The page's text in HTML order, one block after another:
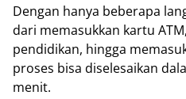
Dengan hanya beberapa
dari memasukkan kartu
pendidikan, hingga
proses bisa diselesaikan
menit.